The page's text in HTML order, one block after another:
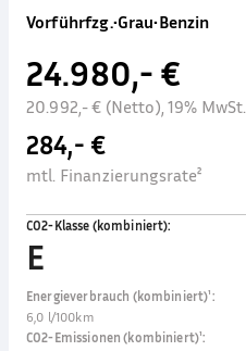
Vorführfzg.•Grau•Benzin
24.980,- €
20.992,- € (Netto), 19% MwSt.
284,- €
mtl. Finanzierungsrate²
CO2-Klasse (kombiniert):
E
Energieverbrauch (kombiniert)¹:
6,0 l/100km
CO2-Emissionen (kombiniert)¹: